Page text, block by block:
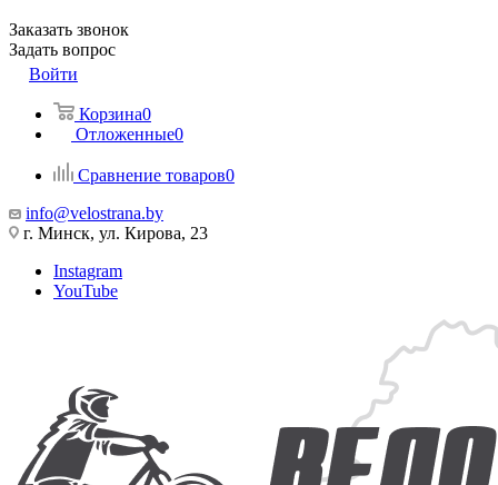
Заказать звонок
Задать вопрос
Войти
Корзина0
Отложенные0
Сравнение товаров0
info@velostrana.by
г. Минск, ул. Кирова, 23
Instagram
YouTube